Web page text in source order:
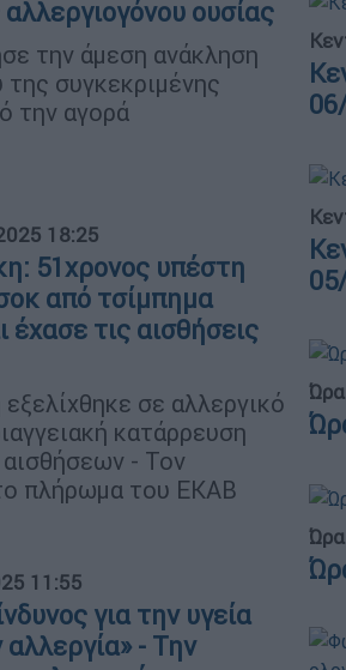
ουσίας
την άμεση ανάκληση
συγκεκριμένης
την αγορά
18:25
51χρονος υπέστη
από τσίμπημα
έχασε τις αισθήσεις
σε αλλεργικό
κατάρρευση
- Τον
πλήρωμα του ΕΚΑΒ
11:55
για την υγεία
- Την